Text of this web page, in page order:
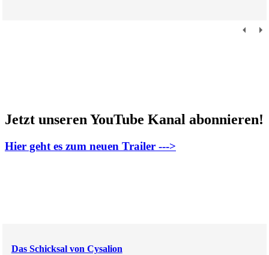
Jetzt unseren YouTube Kanal abonnieren!
Hier geht es zum neuen Trailer --->
Das Schicksal von Cysalion